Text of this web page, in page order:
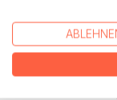
Vergangenheit
streift er durch
dem nächsten
Doch als er mit